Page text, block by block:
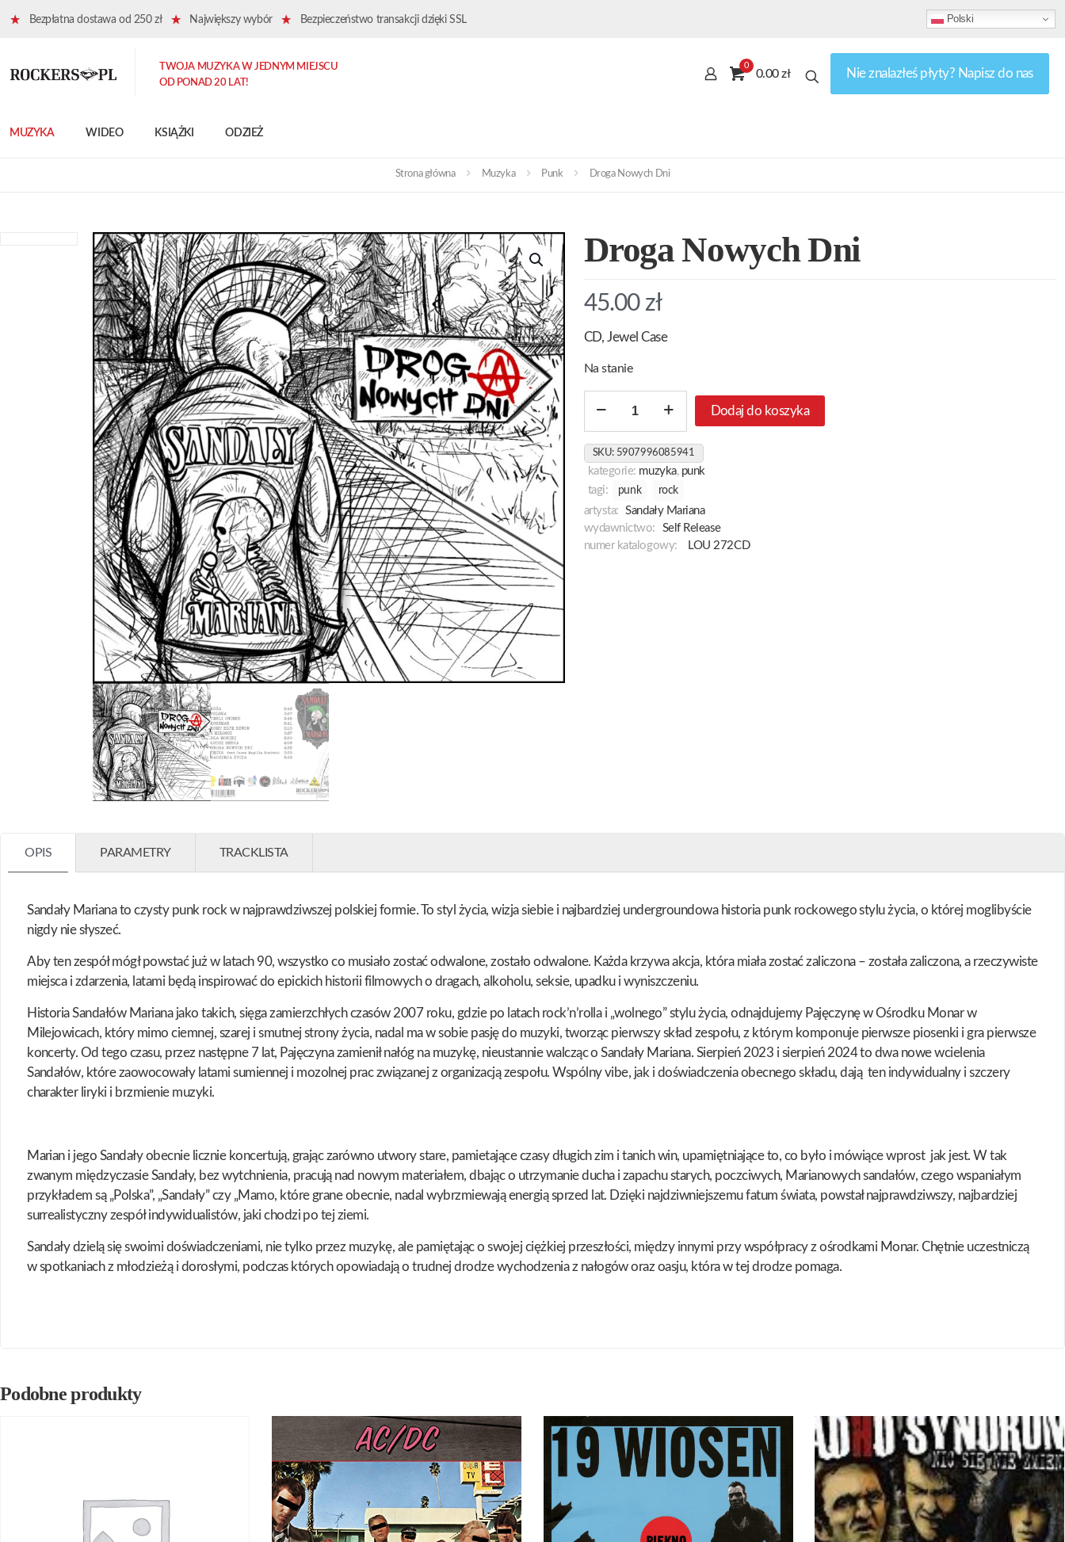
Bezpłatna dostawa od 250 zł Największy wybór Bezpieczeństwo transakcji dzięki SSL Polski
MUZYKA WIDEO KSIĄŻKI ODZIEŻ
TWOJA MUZYKA W JEDNYM MIEJSCU
OD PONAD 20 LAT!
0
0.00 zł Nie znalazłeś płyty? Napisz do nas
Strona główna Muzyka Punk Droga Nowych Dni
Droga Nowych Dni
45.00 zł
CD, Jewel Case
Na stanie
Dni
Dodaj do koszyka
SKU: 5907996085941
kategorie: muzyka, punk
tagi:
punk rock
artysta:
Sandały Mariana
wydawnictwo:
Self Release
numer katalogowy:
LOU 272CD
OPIS PARAMETRY TRACKLISTA
Sandały Mariana to czysty punk rock w najprawdziwszej polskiej formie. To styl życia, wizja siebie i najbardziej undergroundowa historia punk rockowego stylu życia, o której moglibyście
nigdy nie słyszeć.
Aby ten zespół mógł powstać już w latach 90, wszystko co musiało zostać odwalone, zostało odwalone. Każda krzywa akcja, która miała zostać zaliczona – została zaliczona, a rzeczywiste
miejsca i zdarzenia, latami będą inspirować do epickich historii filmowych o dragach, alkoholu, seksie, upadku i wyniszczeniu.
Historia Sandałów Mariana jako takich, sięga zamierzchłych czasów 2007 roku, gdzie po latach rock’n’rolla i „wolnego” stylu życia, odnajdujemy Pajęczynę w Ośrodku Monar w
Milejowicach, który mimo ciemnej, szarej i smutnej strony życia, nadal ma w sobie pasję do muzyki, tworząc pierwszy skład zespołu, z którym komponuje pierwsze piosenki i gra pierwsze
koncerty. Od tego czasu, przez następne 7 lat, Pajęczyna zamienił nałóg na muzykę, nieustannie walcząc o Sandały Mariana. Sierpień 2023 i sierpień 2024 to dwa nowe wcielenia
Sandałów, które zaowocowały latami sumiennej i mozolnej prac związanej z organizacją zespołu. Wspólny vibe, jak i doświadczenia obecnego składu, dają ten indywidualny i szczery
charakter liryki i brzmienie muzyki.
Marian i jego Sandały obecnie licznie koncertują, grając zarówno utwory stare, pamietające czasy długich zim i tanich win, upamiętniające to, co było i mówiące wprost jak jest. W tak
zwanym międzyczasie Sandały, bez wytchnienia, pracują nad nowym materiałem, dbając o utrzymanie ducha i zapachu starych, poczciwych, Marianowych sandałów, czego wspaniałym
przykładem są „Polska”, „Sandały” czy „Mamo, które grane obecnie, nadal wybrzmiewają energią sprzed lat. Dzięki najdziwniejszemu fatum świata, powstał najprawdziwszy, najbardziej
surrealistyczny zespół indywidualistów, jaki chodzi po tej ziemi.
Sandały dzielą się swoimi doświadczeniami, nie tylko przez muzykę, ale pamiętając o swojej ciężkiej przeszłości, między innymi przy współpracy z ośrodkami Monar. Chętnie uczestniczą
w spotkaniach z młodzieżą i dorosłymi, podczas których opowiadają o trudnej drodze wychodzenia z nałogów oraz oasju, która w tej drodze pomaga.
Podobne produkty